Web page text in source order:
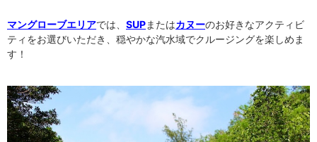
マングローブエリアでは、 SUPまたはカヌーのお好きなアクティビ
ティをお選びいただき、穏やかな汽水域でクルージングを楽しめま
す！